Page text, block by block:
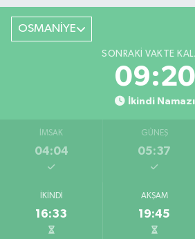
OSMANİYE
SONRAKI VAKTE
09:19
İkindi Namazı
İMSAK
04:04
GÜNEŞ
05:37
İKINDI
16:33
AKŞAM
19:45